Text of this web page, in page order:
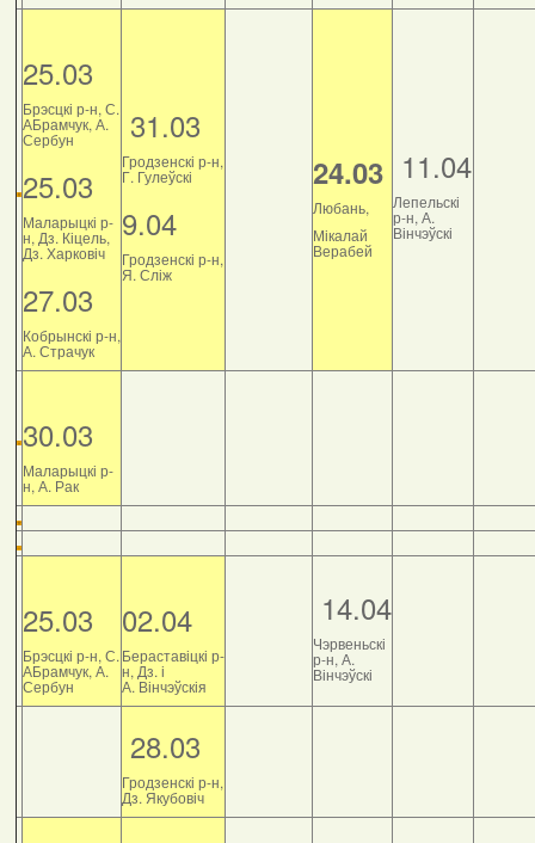
25.03
Брэсцкі р-н, С.
АБрамчук, А.
Сербун
25.03
Маларыцкі р-
н, Дз. Кіцель,
Дз. Харковіч
27.03
Кобрынскі р-н,
А. Страчук
31.03
Гродзенскі р-н,
Г. Гулеўскі
9.04
Гродзенскі р-н,
Я. Сліж
24.03
Любань,
Мікалай
Верабей
11.04
Лепельскі
р-н, А.
Вінчэўскі
30.03
Маларыцкі р-
н, А. Рак
25.03
Брэсцкі р-н, С.
АБрамчук, А.
Сербун
02.04
Бераставіцкі р-
н, Дз. і
А. Вінчэўскія
14.04
Чэрвеньскі
р-н, А.
Вінчэўскі
28.03
Гродзенскі р-н,
Дз. Якубовіч